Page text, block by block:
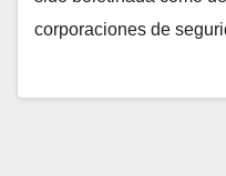
corporaciones de